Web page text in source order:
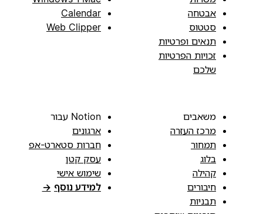
אבטחה
סטטוס
תנאים ופרטיות
זכויות הפרטיות
שלכם
Calendar
Web Clipper
משאבים
מרכז העזרה
תמחור
בלוג
קהילה
חיבורים
תבניות
Notion עבור
ארגונים
חברות סטארט-אפ
עסק קטן
שימוש אישי
למידע נוסף →